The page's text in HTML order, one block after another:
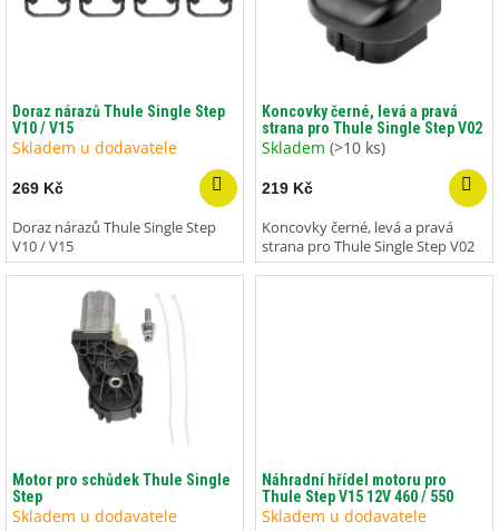
d
u
k
t
Doraz nárazů Thule Single Step
V10 / V15
Skladem u dodavatele
269 Kč
Doraz nárazů Thule Single Step
V10 / V15
Koncovky černé, levá a pravá
strana pro Thule Single Step V02
Skladem (>10 ks)
219 Kč
Koncovky černé, levá a pravá
strana pro Thule Single Step V02
Motor pro schůdek Thule Single
Step
Skladem u dodavatele
Náhradní hřídel motoru pro
Thule Step V15 12V 460 / 550
Skladem u dodavatele